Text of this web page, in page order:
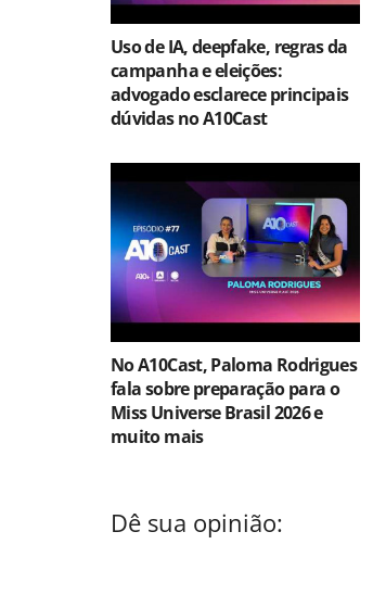
Uso de IA, deepfake, regras da
campanha e eleições:
advogado esclarece principais
dúvidas no A10Cast
No A10Cast, Paloma Rodrigues
fala sobre preparação para o
Miss Universe Brasil 2026 e
muito mais
Dê sua opinião: